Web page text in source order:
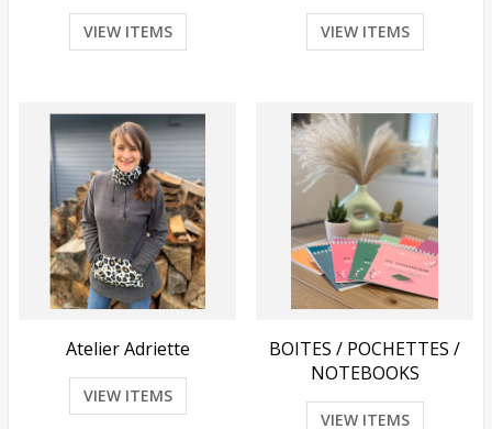
VIEW ITEMS VIEW ITEMS
Atelier Adriette
VIEW ITEMS
BOITES / POCHETTES /
NOTEBOOKS
VIEW ITEMS